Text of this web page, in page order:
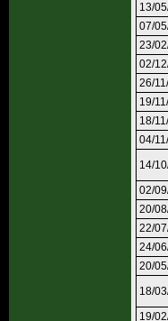
13/
07/
23/
02/
26/
19/
18/
04/
14/
02/
20/
22/
24/
20/
18/
19/